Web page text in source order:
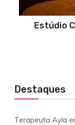
Estúdio
Destaques
Terapeuta Ayla